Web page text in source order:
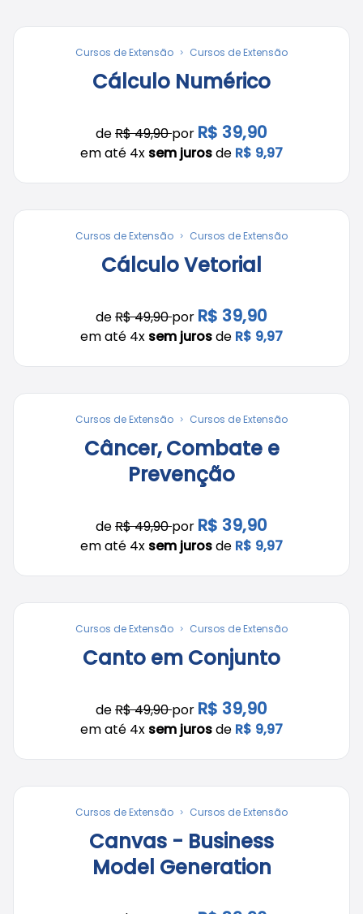
Cursos de Extensão Cursos de Extensão
Cálculo Numérico
deR$ 49,90por R$ 39,90
em até 4x sem jurosde R$ 9,97
Cursos de Extensão Cursos de Extensão
Cálculo Vetorial
deR$ 49,90por R$ 39,90
em até 4x sem jurosde R$ 9,97
Cursos de Extensão Cursos de Extensão
Câncer, Combate e
Prevenção
deR$ 49,90por R$ 39,90
em até 4x sem jurosde R$ 9,97
Cursos de Extensão Cursos de Extensão
Canto em Conjunto
deR$ 49,90por R$ 39,90
em até 4x sem jurosde R$ 9,97
Cursos de Extensão Cursos de Extensão
Canvas - Business
Model Generation